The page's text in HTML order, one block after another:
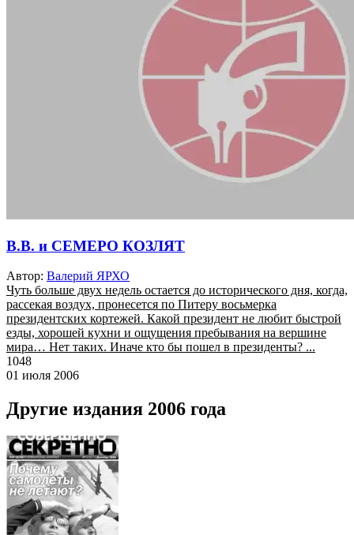
В.В. и СЕМЕРО КОЗЛЯТ
Автор: Валерий ЯРХО
Чуть больше двух недель остается до исторического дня, когда,
рассекая воздух, пронесется по Питеру восьмерка
президентских кортежей. Какой президент не любит быстрой
езды, хорошей кухни и ощущения пребывания на вершине
мира… Нет таких. Иначе кто бы пошел в президенты? ...
1048
01 июля 2006
Другие издания 2006 года